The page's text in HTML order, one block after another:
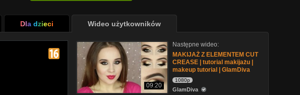
Dla dzieci Wideo użytkowników
09:20
Następne wideo:
MAKIJAŻ Z ELEMENTEM CUT
CREASE | tutorial makijażu |
makeup tutorial | GlamDiva
1080p
GlamDiva